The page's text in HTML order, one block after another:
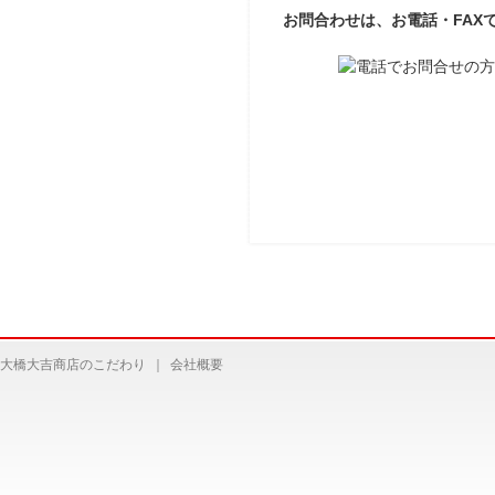
お問合わせは、お電話・FAX
大橋大吉商店のこだわり 会社概要